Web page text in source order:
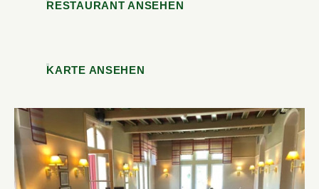
RESTAURANT ANSEHEN
KARTE ANSEHEN